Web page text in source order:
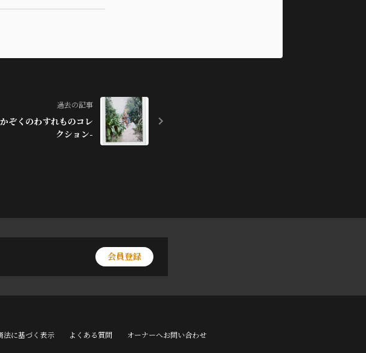
過去の記事
かぞくのわすれものコレ
クション-
会員登録
法に基づく表示 よくある質問 オーナーへお問い合わせ